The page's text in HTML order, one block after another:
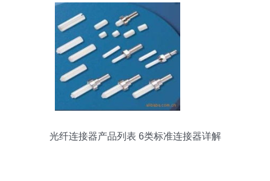
光纤连接器产品列表 6类标准连接器详解